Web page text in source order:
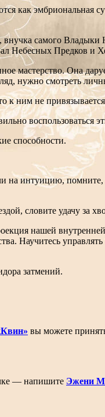
как
внучка самого
Небесных Предков
мастерство. Она
нужно смотреть
к ним не
воспользоваться
способности.
на интуицию,
словите удачу за
нашей
Научитесь
затмений.
вы можете
— напишите Эжени